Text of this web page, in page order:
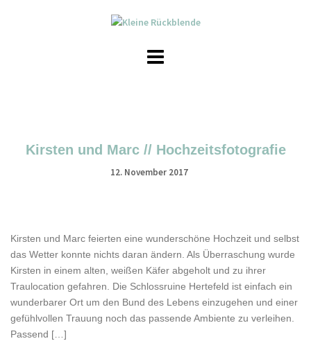
Kirsten und Marc // Hochzeitsfotografie
12. November 2017
Kirsten und Marc feierten eine wunderschöne Hochzeit und selbst
das Wetter konnte nichts daran ändern. Als Überraschung wurde
Kirsten in einem alten, weißen Käfer abgeholt und zu ihrer
Traulocation gefahren. Die Schlossruine Hertefeld ist einfach ein
wunderbarer Ort um den Bund des Lebens einzugehen und einer
gefühlvollen Trauung noch das passende Ambiente zu verleihen.
Passend […]